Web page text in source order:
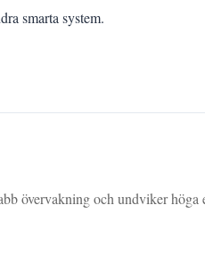
smarta system.
övervakning och undviker höga